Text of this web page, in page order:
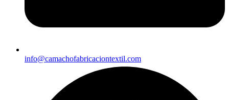
info@camachofabricaciontextil.com